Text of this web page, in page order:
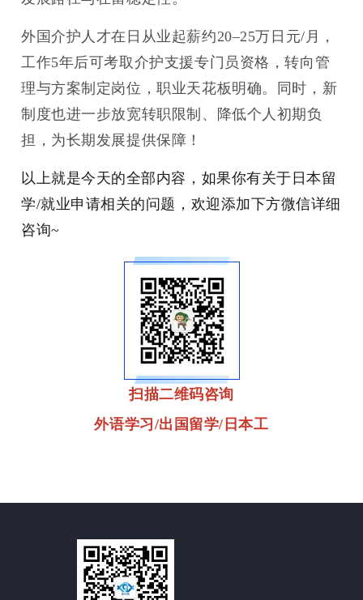
外国介护人才在日从业起薪约20–25万日元/月，
工作5年后可考取介护支援专门员资格，转向管
理与方案制定岗位，职业天花板明确。
同时，新
制度也进一步放宽转职限制、降低个人初期负
担，为长期发展提供保障！
以上就是今天的全部内容，如果你有关于日本留
学/就业申请相关的问题，欢迎添加下方微信详细
咨询~
扫描二维码咨询
外语学习/出国留学/日本工